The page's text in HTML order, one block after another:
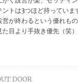
トは3つほど持ってい
が終わるという優れも
目より手抜き優先（笑
DOOR